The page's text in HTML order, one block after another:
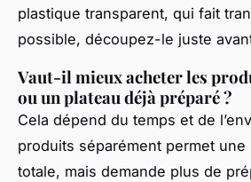
plastique transparent, qui fait
possible, découpez-le juste
Vaut-il mieux acheter les
ou un plateau déjà préparé ?
Cela dépend du temps et de
produits séparément permet une
totale, mais demande plus de